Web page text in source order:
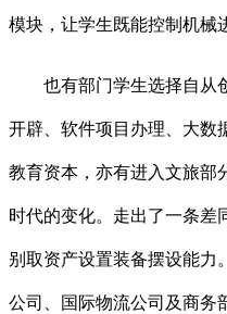
模块，让学生既能控制机械
也有部门学生选择自从
开辟、软件项目办理、大数
教育资本，亦有进入文旅部
时代的变化。走出了一条差
别取资产设置装备摆设能力
公司、国际物流公司及商务